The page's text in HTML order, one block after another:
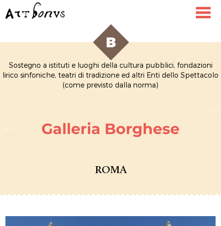
Sostegno a istituti e luoghi della cultura pubblici, fondazioni
lirico sinfoniche, teatri di tradizione ed altri Enti dello Spettacolo
(come previsto dalla norma)
Galleria Borghese
ROMA